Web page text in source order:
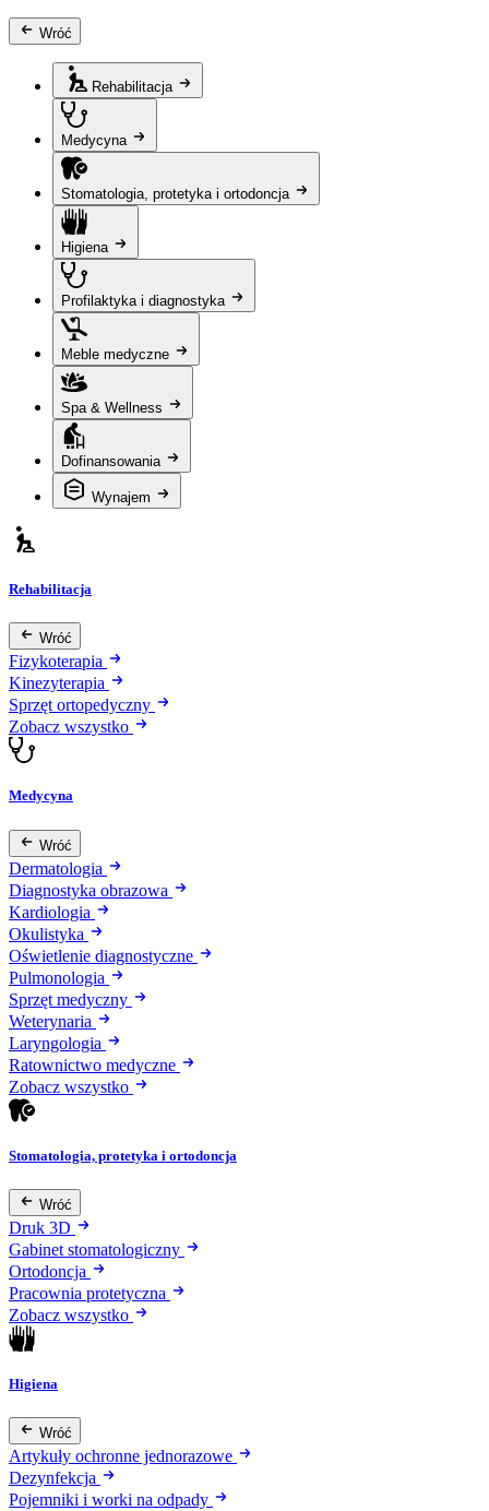
Wróć
Rehabilitacja
Medycyna
Stomatologia, protetyka i ortodoncja
Higiena
Profilaktyka i diagnostyka
Meble medyczne
Spa & Wellness
Dofinansowania
Wynajem
Rehabilitacja
Wróć
Fizykoterapia
Kinezyterapia
Sprzęt ortopedyczny
Zobacz wszystko
Medycyna
Wróć
Dermatologia
Diagnostyka obrazowa
Kardiologia
Okulistyka
Oświetlenie diagnostyczne
Pulmonologia
Sprzęt medyczny
Weterynaria
Laryngologia
Ratownictwo medyczne
Zobacz wszystko
Stomatologia, protetyka i ortodoncja
Wróć
Druk 3D
Gabinet stomatologiczny
Ortodoncja
Pracownia protetyczna
Zobacz wszystko
Higiena
Wróć
Artykuły ochronne jednorazowe
Dezynfekcja
Pojemniki i worki na odpady